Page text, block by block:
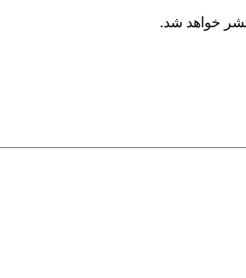
خواهد شد.